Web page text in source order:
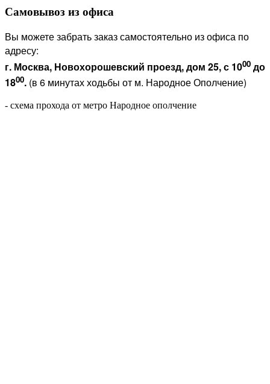
Самовывоз из офиса
Вы можете забрать заказ самостоятельно из офиса по
адресу:
г. Москва, Новохорошевский проезд, дом 25, с 1000 до
1800. (в 6 минутах ходьбы от м. Народное Ополчение)
- схема прохода от метро Народное ополчение